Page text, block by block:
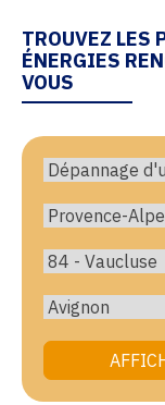
TROUVEZ LES
ÉNERGIES
VOUS